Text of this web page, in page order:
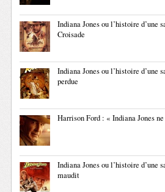
Indiana Jones ou l’histoire d’une
Croisade
Indiana Jones ou l’histoire d’une
perdue
Harrison Ford : « Indiana Jones
Indiana Jones ou l’histoire d’une
maudit